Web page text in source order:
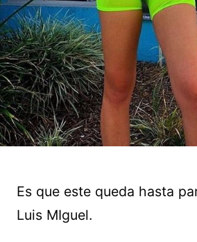
Es que este queda hasta
Luis MIguel.